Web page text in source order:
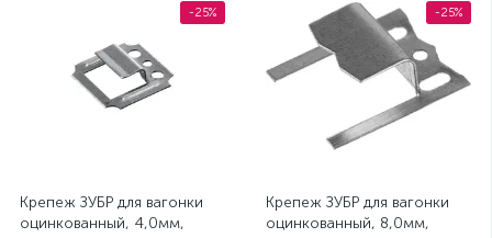
-25%
Крепеж ЗУБР для вагонки
оцинкованный, 4,0мм,
-25%
Крепеж ЗУБР для вагонки
оцинкованный, 8,0мм,